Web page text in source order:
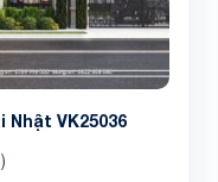
VK25036